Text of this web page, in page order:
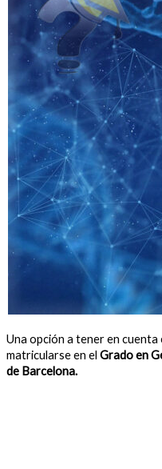
Una opción a tener en
matricularse en el Grado en
de Barcelona.